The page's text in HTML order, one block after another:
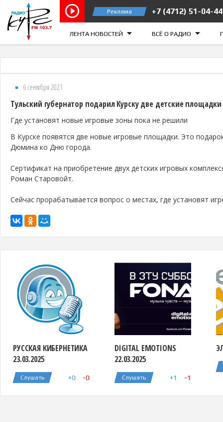
Реклама +7 (4712) 51-04-44
ЛЕНТА НОВОСТЕЙ ВСЁ О РАДИО
Курск 103.7 FM
6 сентября 2021
Тульский губернатор подарил Курску две детские площадки
Где ​​​​установят новые игровые зоны пока не решили
В Курске появятся две новые игровые площадки. Это
Дюмина ко Дню города.
Сертификат на приобретение двух детских игровых
Роман Старовойт.
Сейчас прорабатывается вопрос о местах, где установят
РУССКАЯ КИБЕРНЕТИКА
23.03.2025
Слушать +0 -0
DIGITAL EMOTIONS
22.03.2025
Слушать +1 -1